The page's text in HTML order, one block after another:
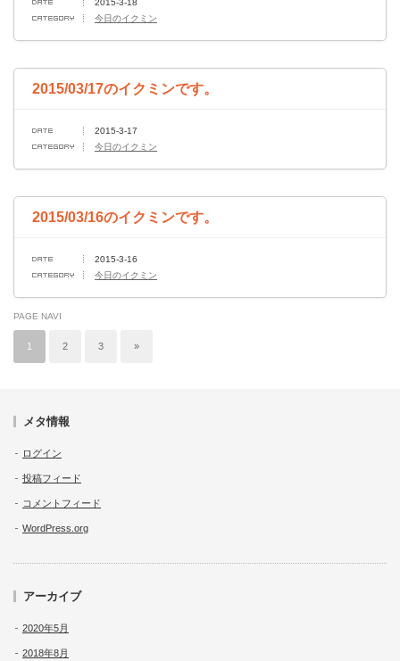
2015-3-18
今日のイクミン
2015/03/17のイクミンです。
2015-3-17
今日のイクミン
2015/03/16のイクミンです。
2015-3-16
今日のイクミン
PAGE NAVI
1 2 3 »
メタ情報
ログイン
投稿フィード
コメントフィード
WordPress.org
アーカイブ
2020年5月
2018年8月